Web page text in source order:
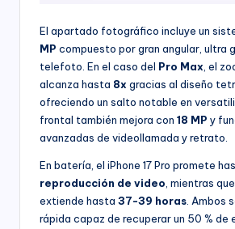
El apartado fotográfico incluye un
MP compuesto por gran angular, ultra
telefoto. En el caso del Pro Max , el
alcanza hasta 8x gracias al diseño
ofreciendo un salto notable en
frontal también mejora con 18 MP y
avanzadas de videollamada y retrato.
En batería, el iPhone 17 Pro promete
reproducción de video , mientras
extiende hasta 37-39 horas . Ambos
rápida capaz de recuperar un 50 % de